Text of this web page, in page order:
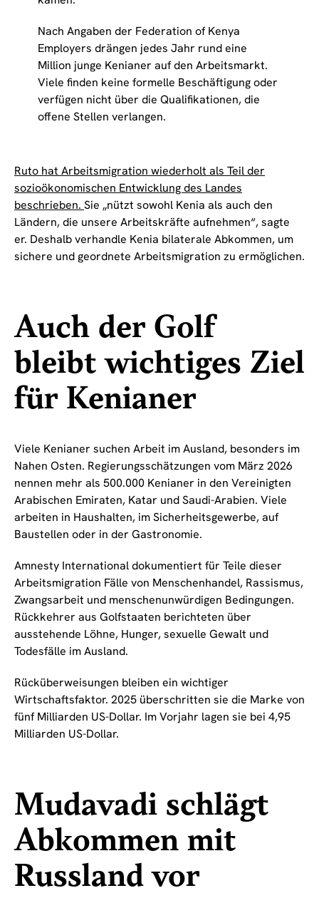
Nach Angaben der Federation of Kenya
Employers drängen jedes Jahr rund eine
Million junge Kenianer auf den Arbeitsmarkt.
Viele finden keine formelle Beschäftigung oder
verfügen nicht über die Qualifikationen, die
offene Stellen verlangen.
Ruto hat Arbeitsmigration wiederholt als Teil der
sozioökonomischen Entwicklung des Landes
beschrieben. Sie „nützt sowohl Kenia als auch den
Ländern, die unsere Arbeitskräfte aufnehmen“, sagte
er. Deshalb verhandle Kenia bilaterale Abkommen, um
sichere und geordnete Arbeitsmigration zu ermöglichen.
Auch der Golf
bleibt wichtiges Ziel
für Kenianer
Viele Kenianer suchen Arbeit im Ausland, besonders im
Nahen Osten. Regierungsschätzungen vom März 2026
nennen mehr als 500.000 Kenianer in den Vereinigten
Arabischen Emiraten, Katar und Saudi-Arabien. Viele
arbeiten in Haushalten, im Sicherheitsgewerbe, auf
Baustellen oder in der Gastronomie.
Amnesty International dokumentiert für Teile dieser
Arbeitsmigration Fälle von Menschenhandel, Rassismus,
Zwangsarbeit und menschenunwürdigen Bedingungen.
Rückkehrer aus Golfstaaten berichteten über
ausstehende Löhne, Hunger, sexuelle Gewalt und
Todesfälle im Ausland.
Rücküberweisungen bleiben ein wichtiger
Wirtschaftsfaktor. 2025 überschritten sie die Marke von
fünf Milliarden US-Dollar. Im Vorjahr lagen sie bei 4,95
Milliarden US-Dollar.
Mudavadi schlägt
Abkommen mit
Russland vor